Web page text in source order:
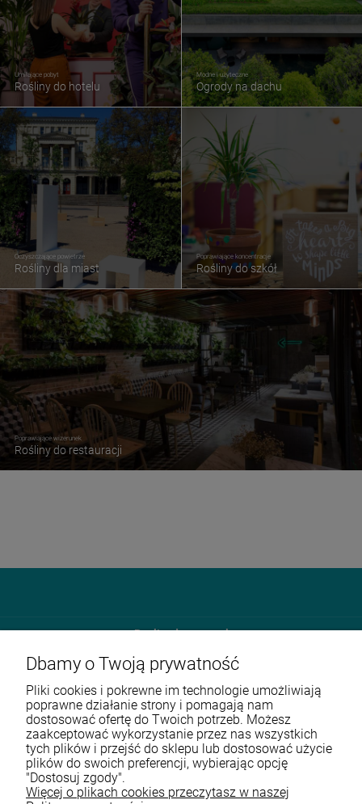
Umilające pobyt
Rośliny do hotelu
Modne i użyteczne
Ogrody na dachu
Poprawiające wizerunek
Rośliny do restauracji
Oczyszczające powietrze
Rośliny dla miast
Poprawiające koncentracje
Rośliny do szkół
Roslinydomowe.pl
Unit 4E Enterprise Court Farfield Park
S635DB Rotherham
570 108 168
sklep@roslinydomowe.pl
Przed zakupem
Dbamy o Twoją prywatność
Pliki cookies i pokrewne im technologie umożliwiają
poprawne działanie strony i pomagają nam
dostosować ofertę do Twoich potrzeb. Możesz
zaakceptować wykorzystanie przez nas wszystkich
tych plików i przejść do sklepu lub dostosować użycie
plików do swoich preferencji, wybierając opcję
"Dostosuj zgody".
Więcej o plikach cookies przeczytasz w naszej